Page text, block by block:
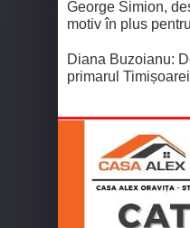
George Simion,
motiv în plus
Diana Buzoianu:
primarul